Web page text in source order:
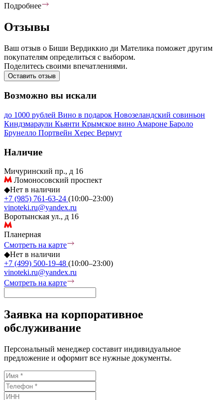
Подробнее
Отзывы
Ваш отзыв о Биши Вердиккио ди Мателика поможет другим
покупателям определиться с выбором.
Поделитесь своими впечатлениями.
Оставить отзыв
Возможно вы искали
до 1000 рублей Вино в подарок Новозеландский совиньон
Киндзмараули Кьянти Крымское вино Амароне Бароло
Брунелло Портвейн Херес Вермут
Наличие
Мичуринский пр., д 16
Ломоносовский проспект
◆Нет в наличии
+7 (985) 761-63-24 (10:00–23:00)
vinoteki.ru@yandex.ru
Воротынская ул., д 16
Планерная
Смотреть на карте
◆Нет в наличии
+7 (499) 500-19-48 (10:00–23:00)
vinoteki.ru@yandex.ru
Смотреть на карте
Заявка на корпоративное
обслуживание
Персональный менеджер составит индивидуальное
предложение и оформит все нужные документы.